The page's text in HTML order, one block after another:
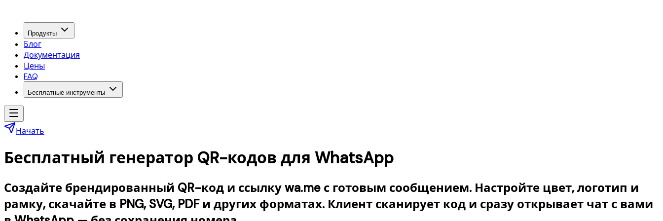
Продукты
Блог
Документация
Цены
FAQ
Бесплатные инструменты
Начать
Бесплатный генератор QR-кодов для WhatsApp
Создайте брендированный QR-код и ссылку wa.me с готовым сообщением. Настройте цвет, логотип и
рамку, скачайте в PNG, SVG, PDF и других форматах. Клиент сканирует код и сразу открывает чат с вами